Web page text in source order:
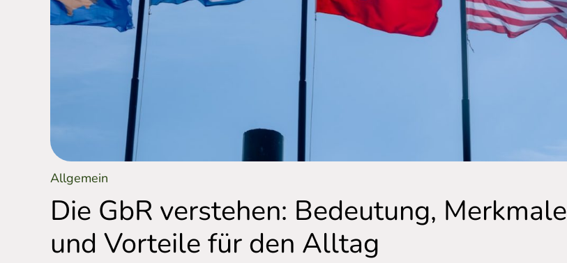
Allgemein
Die GbR verstehen: Bedeutung, Merkmale
und Vorteile für den Alltag